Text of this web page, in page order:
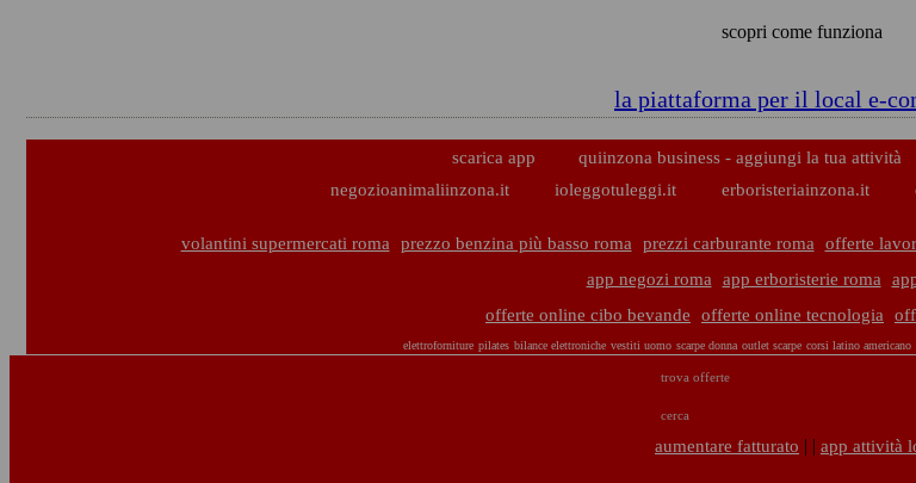
scopri come funziona
la piattaforma per il local e-
scarica app quiinzona business - aggiungi la tua attività
negozioanimaliinzona.it
ioleggotuleggi.it erboristeriainzona.it
volantini supermercati roma prezzo benzina più basso roma prezzi carburante roma offerte
app negozi roma
app erboristerie roma
offerte online cibo bevande
offerte online tecnologia
elettroforniture pilates bilance elettroniche vestiti uomo scarpe donna outlet scarpe corsi latino americano
trova offerte
cerca
aumentare fatturato | | app attività